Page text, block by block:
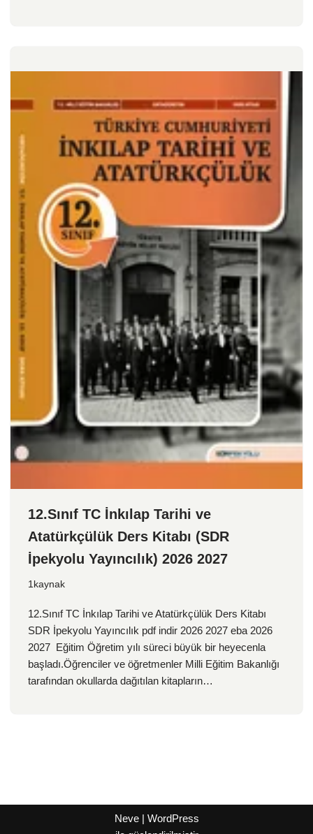
12.Sınıf TC İnkılap Tarihi ve
Atatürkçülük Ders Kitabı (SDR
İpekyolu Yayıncılık) 2026 2027
1kaynak
12.Sınıf TC İnkılap Tarihi ve Atatürkçülük Ders Kitabı
SDR İpekyolu Yayıncılık pdf indir 2026 2027 eba 2026
2027 Eğitim Öğretim yılı süreci büyük bir heyecenla
başladı.Öğrenciler ve öğretmenler Milli Eğitim Bakanlığı
tarafından okullarda dağıtılan kitapların…
Neve| WordPress